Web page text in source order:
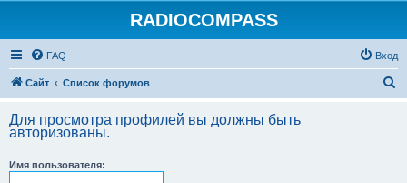
RADIOCOMPASS
FAQ Вход
Сайт Список форумов
с
Для просмотра профилей вы должны быть
авторизованы.
Имя пользователя: